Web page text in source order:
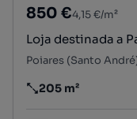
850 €4,15 €/m²
Loja destinada a
Poiares (Santo
Preço por metro
205 m²